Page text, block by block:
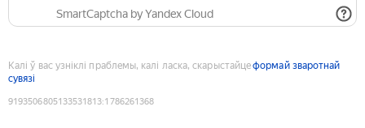
SmartCaptcha by Yandex Cloud
Калі ў вас узніклі праблемы, калі ласка, скарыстайцеформай зваротнай
сувязі
9193506805133531813:1786261368